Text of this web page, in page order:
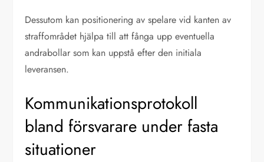
Dessutom kan positionering av spelare vid kanten av
straffområdet hjälpa till att fånga upp eventuella
andrabollar som kan uppstå efter den initiala
leveransen.
Kommunikationsprotokoll
bland försvarare under fasta
situationer